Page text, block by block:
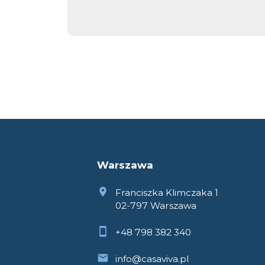
Warszawa
Franciszka Klimczaka 1
02-797 Warszawa
+48 798 382 340
info@casaviva.pl